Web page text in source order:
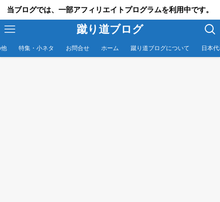
当ブログでは、一部アフィリエイトプログラムを利用中です。
蹴り道ブログ
特集・小ネタ お問合せ ホーム 蹴り道ブログについて 日本